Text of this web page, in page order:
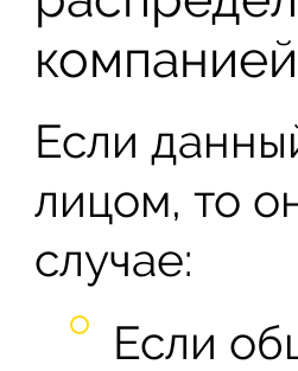
компанией
Если
лицом, то
случае:
Если